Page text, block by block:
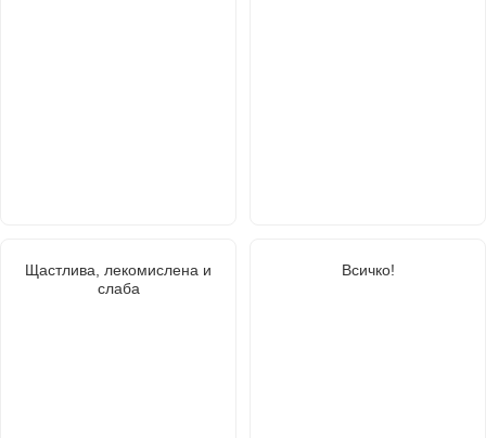
Щастлива, лекомислена и
слаба
Всичко!